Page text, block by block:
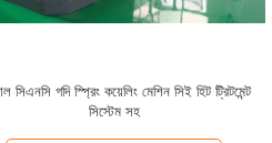
ইন্ডাস্ট্রিয়াল ম্যাট্রেস স্প্রিং রোলিং মেশিন